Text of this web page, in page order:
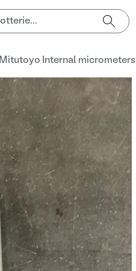
Mitutoyo Internal